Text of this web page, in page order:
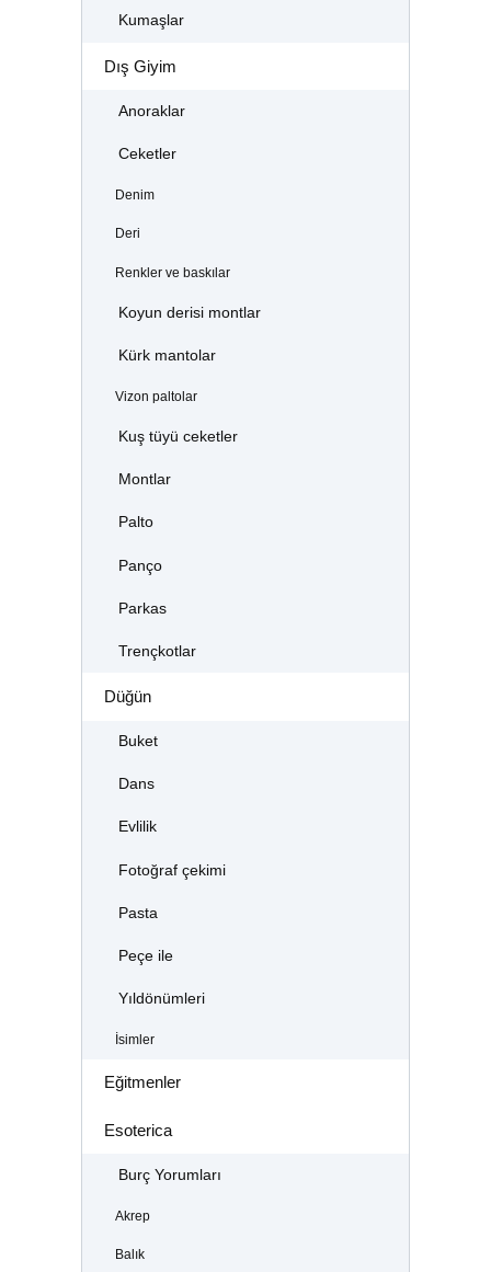
Kumaşlar
Dış Giyim
Anoraklar
Ceketler
Denim
Deri
Renkler ve baskılar
Koyun derisi montlar
Kürk mantolar
Vizon paltolar
Kuş tüyü ceketler
Montlar
Palto
Panço
Parkas
Trençkotlar
Düğün
Buket
Dans
Evlilik
Fotoğraf çekimi
Pasta
Peçe ile
Yıldönümleri
İsimler
Eğitmenler
Esoterica
Burç Yorumları
Akrep
Balık